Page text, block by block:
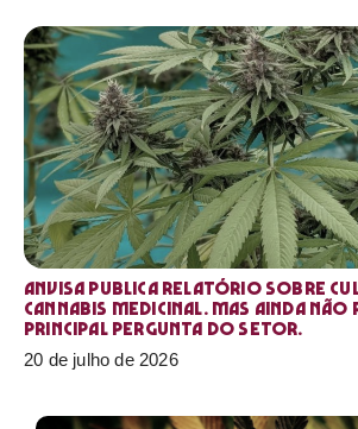
Anvisa publica relatório sobre
Cannabis medicinal. Mas ainda
principal pergunta do setor.
20 de julho de 2026